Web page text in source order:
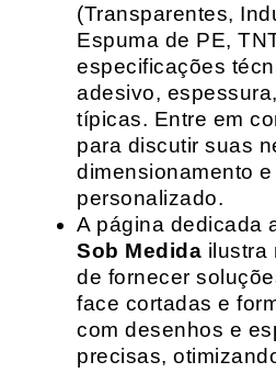
(Transparentes,
Espuma de PE,
especificações
adesivo,
típicas. Entre em
para discutir suas
dimensionamento e
personalizado.
A página dedicada
Sob Medida ilustra
de fornecer
face cortadas e
com desenhos e
precisas,